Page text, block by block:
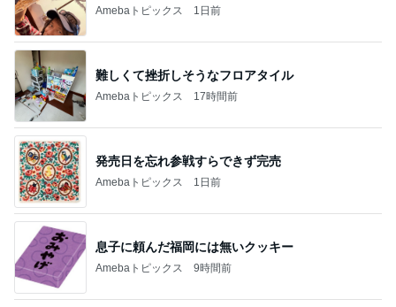
Amebaトピックス 1日前
難しくて挫折しそうなフロアタイル
Amebaトピックス 17時間前
発売日を忘れ参戦すらできず完売
Amebaトピックス 1日前
息子に頼んだ福岡には無いクッキー
Amebaトピックス 9時間前